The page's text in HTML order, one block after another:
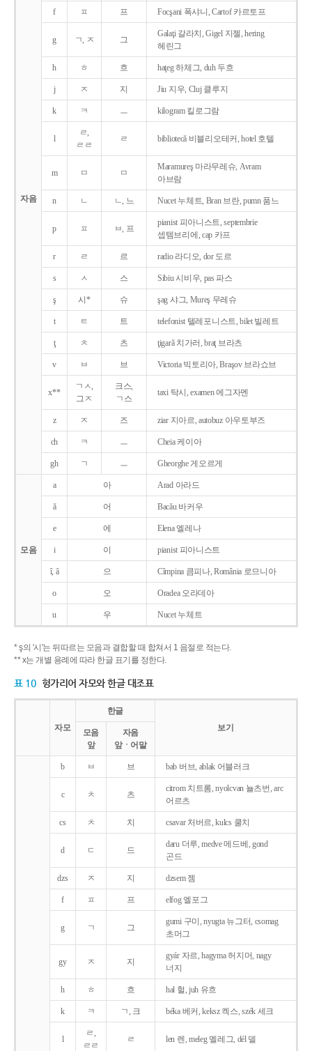
자음
f ㅍ 프 Focşani 폭샤니, Cartof 카르토프
g ㄱ, ㅈ 그
Galaţi 갈라치, Gigel 지젤, hering
헤린그
h ㅎ 흐 haţeg 하체그, duh 두흐
j ㅈ 지 Jiu 지우, Cluj 클루지
k ㅋ ㅡ kilogram 킬로그람
l
ㄹ,
ㄹㄹ
ㄹ bibliotecǎ 비블리오테커, hotel 호텔
m ㅁ ㅁ
Maramureş 마라무레슈, Avram
아브람
n ㄴ ㄴ, 느 Nucet 누체트, Bran 브란, pumn 품느
p ㅍ ㅂ, 프
pianist 피아니스트, septembrie
셉템브리에, cap 카프
r ㄹ 르 radio 라디오, dor 도르
s ㅅ 스 Sibiu 시비우, pas 파스
ş 시* 슈 şag 샤그, Mureş 무레슈
t ㅌ 트 telefonist 텔레포니스트, bilet 빌레트
ţ ㅊ 츠 ţigarǎ 치가러, braţ 브라츠
v ㅂ 브 Victoria 빅토리아, Braşov 브라쇼브
x**
ㄱㅅ,
그ㅈ
크스,
ㄱ스
taxi 탁시, examen 에그자멘
z ㅈ 즈 ziar 지아르, autobuz 아우토부즈
ch ㅋ ㅡ Cheia 케이아
gh ㄱ ㅡ Gheorghe 게오르게
모음
a 아 Arad 아라드
ǎ 어 Bacǎu 바커우
e 에 Elena 엘레나
i 이 pianist 피아니스트
î, â 으 Cîmpina 큼피나, România 로므니아
o 오 Oradea 오라데아
u 우 Nucet 누체트
* ş의 '시'는 뒤따르는 모음과 결합할 때 합쳐서 1 음절로 적는다.
** x는 개별 용례에 따라 한글 표기를 정한다.
표 10 헝가리어 자모와 한글 대조표
자모
한글
보기
모음
앞
자음
앞ㆍ어말
b ㅂ 브 bab 버브, ablak 어블러크
c ㅊ 츠
citrom 치트롬, nyolcvan 뇰츠번, arc
어르츠
cs ㅊ 치 csavar 처버르, kulcs 쿨치
d ㄷ 드
daru 더루, medve 메드베, gond
곤드
dzs ㅈ 지 dzsem 젬
f ㅍ 프 elfog 엘포그
g ㄱ 그
gumi 구미, nyugta 뉴그터, csomag
초머그
gy ㅈ 지
gyár 자르, hagyma 허지머, nagy
너지
h ㅎ 흐 hal 헐, juh 유흐
k ㅋ ㄱ, 크 béka 베커, keksz 켁스, szék 세크
l
ㄹ,
ㄹㄹ
ㄹ len 렌, meleg 멜레그, dél 델